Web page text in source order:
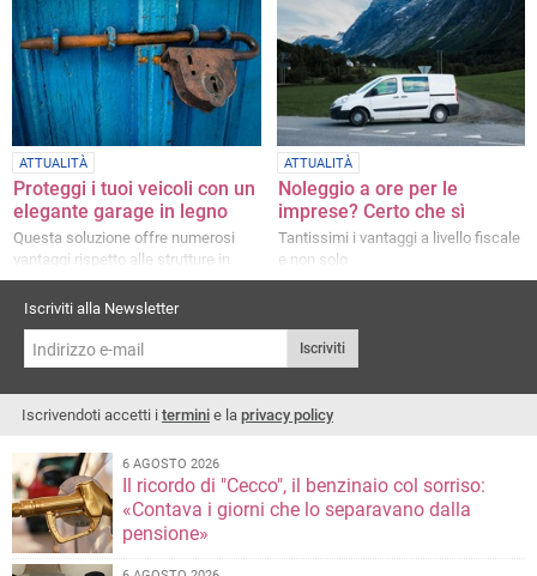
Dibenedetto Automotive
ampiamente diffuso nel nostro
Paese, non solo tra le aziende
ATTUALITÀ
Proteggi i tuoi veicoli con un
elegante garage in legno
Questa soluzione offre numerosi
vantaggi rispetto alle strutture in
metallo o cemento
ATTUALITÀ
Noleggio a ore per le
imprese? Certo che sì
Tantissimi i vantaggi a livello fiscale
e non solo
Iscriviti alla Newsletter
Iscriviti
Iscrivendoti accetti i termini e la privacy policy
6 AGOSTO 2026
Il ricordo di "Cecco", il benzinaio col sorriso:
«Contava i giorni che lo separavano dalla
pensione»